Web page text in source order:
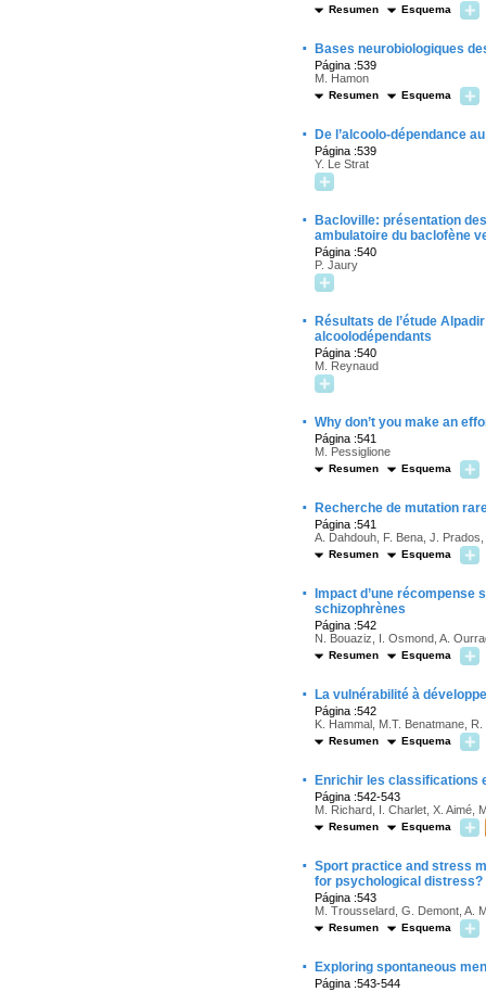
Resumen Esquema
· Bases neurobiologiques
Página :539
M. Hamon
Resumen Esquema
· De l’alcoolo-dépendance
Página :539
Y. Le Strat
·
Bacloville: présentation
ambulatoire du baclofène
Página :540
P. Jaury
·
Résultats de l’étude
alcoolodépendants
Página :540
M. Reynaud
· Why don’t you make an
Página :541
M. Pessiglione
Resumen Esquema
· Recherche de mutation
Página :541
A. Dahdouh, F. Bena, J.
Resumen Esquema
·
Impact d’une
schizophrènes
Página :542
N. Bouaziz, I. Osmond, A.
Resumen Esquema
· La vulnérabilité à
Página :542
K. Hammal, M.T. Benatmane,
Resumen Esquema
· Enrichir les classifications
Página :542-543
M. Richard, I. Charlet, X. Aimé,
Resumen Esquema
· Sport practice and stress
for psychological distress?
Página :543
M. Trousselard, G. Demont, A.
Resumen Esquema
· Exploring spontaneous
Página :543-544